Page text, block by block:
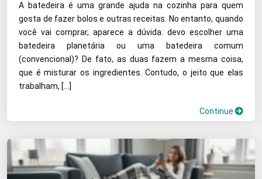
A batedeira é uma grande ajuda na cozinha para quem
gosta de fazer bolos e outras receitas. No entanto, quando
você vai comprar, aparece a dúvida: devo escolher uma
batedeira planetária ou uma batedeira comum
(convencional)? De fato, as duas fazem a mesma coisa,
que é misturar os ingredientes. Contudo, o jeito que elas
trabalham, […]
Continue